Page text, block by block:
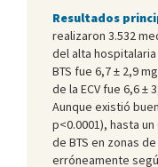
Resultados
realizaron 3.532
del alta hospitalaria
BTS fue 6,7 ± 2,9
de la ECV fue 6,6 ±
Aunque existió
p<0.0001), hasta
de BTS en zonas
erróneamente